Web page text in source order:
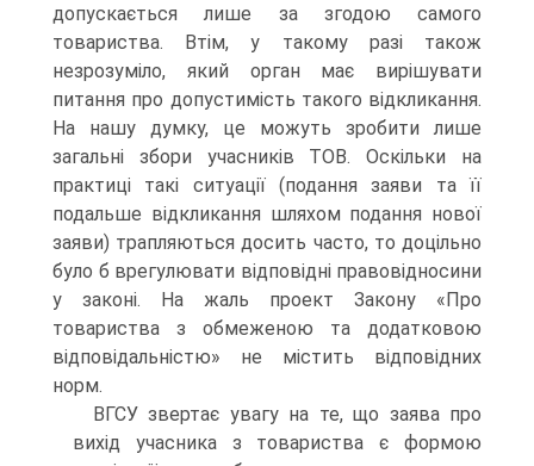
допускається лише за згодою самого
товариства. Втім, у такому разі також
незрозуміло, який орган має вирішувати
питання про допустимість такого відкликання.
На нашу думку, це можуть зробити лише
загальні збори учасників ТОВ. Оскільки на
практиці такі ситуації (подання заяви та її
подальше відкликання шляхом подання нової
заяви) трапляються досить часто, то доцільно
було б врегулювати відповідні правовідносини
у законі. На жаль проект Закону «Про
товариства з обмеженою та додатковою
відповідальністю» не містить відповідних
норм.
ВГСУ звертає увагу на те, що заява про
вихід учасника з товариства є формою